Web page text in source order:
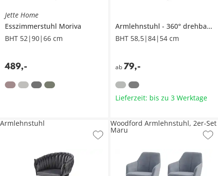
Jette Home
Esszimmerstuhl Moriva
BHT 52|90|66 cm
489,-
Armlehnstuhl
360° drehbar
BHT 58,5|84|54 cm
ab 79,-
Lieferzeit: bis zu 3 Werktage
Armlehnstuhl Woodford Armlehnstuhl, 2er-Set
Maru